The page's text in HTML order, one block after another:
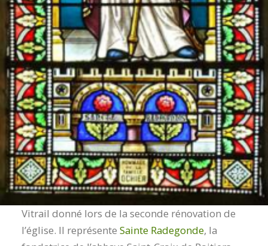
Vitrail donné lors de la seconde rénovation de
l’église. Il représente Sainte Radegonde, la